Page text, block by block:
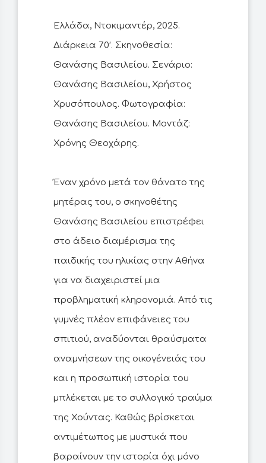
Ελλάδα, Ντοκιμαντέρ, 2025.
Διάρκεια 70’. Σκηνοθεσία:
Θανάσης Βασιλείου. Σενάριο:
Θανάσης Βασιλείου, Χρήστος
Χρυσόπουλος. Φωτογραφία:
Θανάσης Βασιλείου. Μοντάζ:
Χρόνης Θεοχάρης.
Έναν χρόνο μετά τον θάνατο της
μητέρας του, ο σκηνοθέτης
Θανάσης Βασιλείου επιστρέφει
στο άδειο διαμέρισμα της
παιδικής του ηλικίας στην Αθήνα
για να διαχειριστεί μια
προβληματική κληρονομιά. Από τις
γυμνές πλέον επιφάνειες του
σπιτιού, αναδύονται θραύσματα
αναμνήσεων της οικογένειάς του
και η προσωπική ιστορία του
μπλέκεται με το συλλογικό τραύμα
της Χούντας. Καθώς βρίσκεται
αντιμέτωπος με μυστικά που
βαραίνουν την ιστορία όχι μόνο